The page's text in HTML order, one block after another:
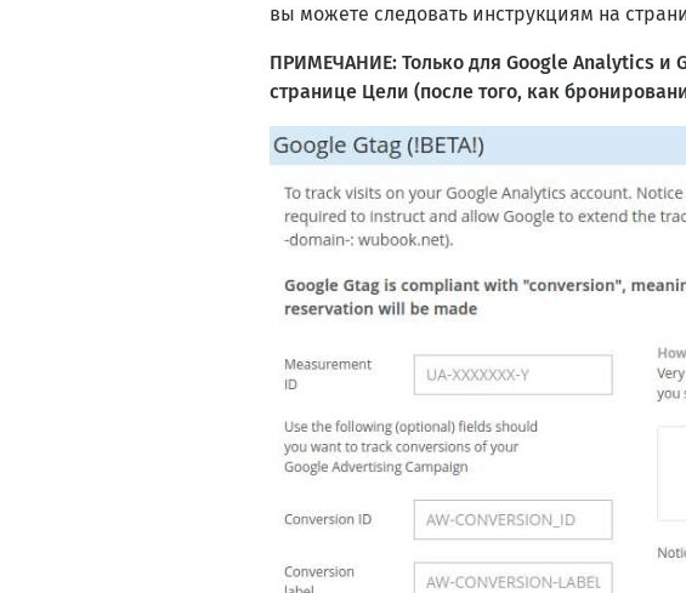
вы можете следовать инструкциям на
ПРИМЕЧАНИЕ: Только для Google Analytics и
странице Цели (после того, как